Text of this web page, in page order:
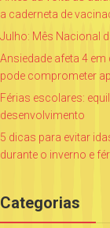
a caderneta de
Julho: Mês Nacional
Ansiedade afeta 4
pode comprometer
Férias escolares:
desenvolvimento
5 dicas para evitar
durante o inverno e
Categorias